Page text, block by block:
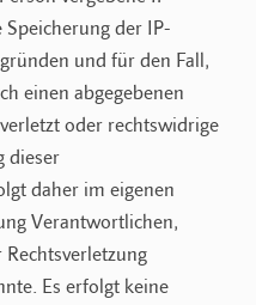
der IP-
und für den Fall,
einen abgegebenen
oder rechtswidrige
dieser
daher im eigenen
Verantwortlichen,
Es erfolgt keine